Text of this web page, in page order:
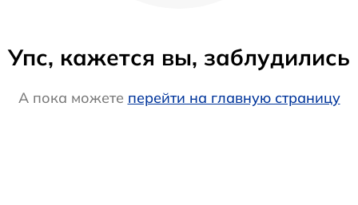
Упс, кажется вы, заблудились
А пока можете перейти на главную страницу